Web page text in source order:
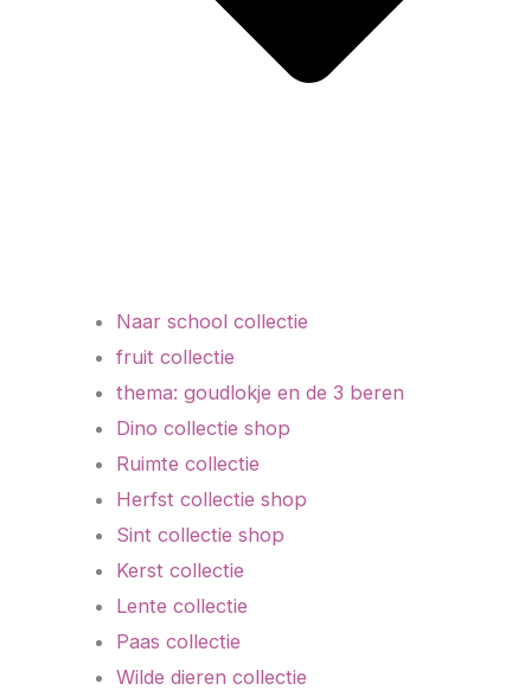
Naar school collectie
fruit collectie
thema: goudlokje en de 3 beren
Dino collectie shop
Ruimte collectie
Herfst collectie shop
Sint collectie shop
Kerst collectie
Lente collectie
Paas collectie
Wilde dieren collectie